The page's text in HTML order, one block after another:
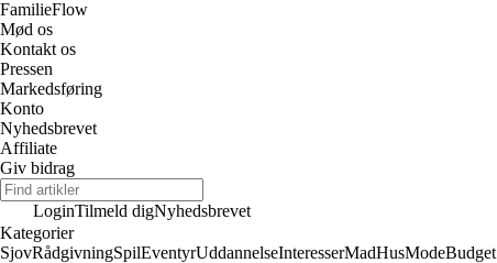
FamilieFlow
Mød os
Kontakt os
Pressen
Markedsføring
Konto
Nyhedsbrevet
Affiliate
Giv bidrag
LoginTilmeld digNyhedsbrevet
Kategorier
SjovRådgivningSpilEventyrUddannelseInteresserMadHusModeBudget